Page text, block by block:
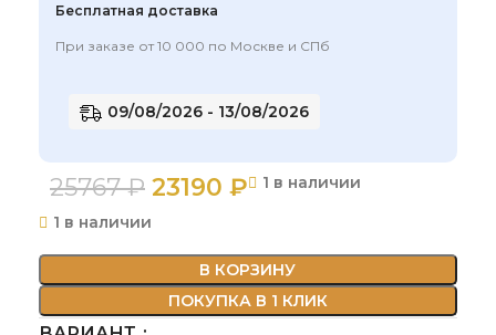
Бесплатная доставка
При заказе от 10 000 по Москве и СПб
09/08/2026 - 13/08/2026
25767₽ 23190 ₽
1 в наличии
1 в наличии
В КОРЗИНУ
ПОКУПКА В 1 КЛИК